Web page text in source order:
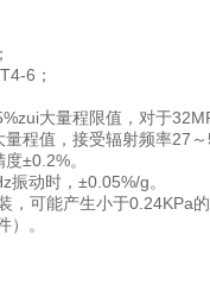
6；
大量程限值，对于
程值，接受辐射频率27～
±0.2%。
振动时，±0.05%/g。
，可能产生小于0.24KPa
）。